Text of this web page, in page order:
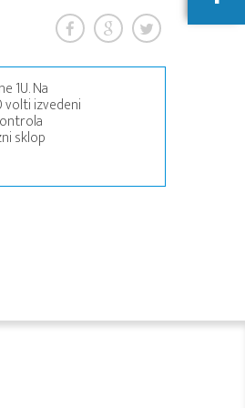
1U. Na
volti izvedeni
sklop